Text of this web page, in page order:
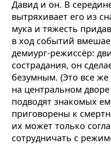
Давид и он. В
вытряхивает его из
мука и тяжесть
в ход событий
демиург-режиссёр:
сострадания, он
безумным. (Это все
на центральном
подводят знакомых
приговорены к
их может только
сотрудничать с